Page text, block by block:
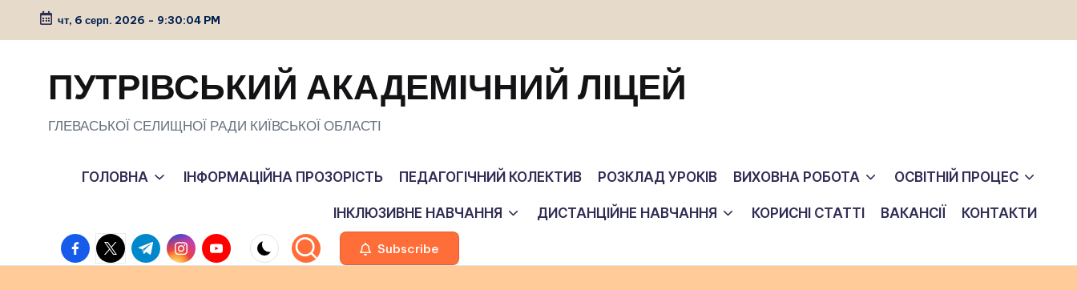
Перейти
чт, 6 серп. 2026 - 9:30:05 PM
ПУТРІВСЬКИЙ АКАДЕМІЧНИЙ ЛІЦЕЙ
ГЛЕВАСЬКОЇ СЕЛИЩНОЇ РАДИ КИЇВСЬКОЇ ОБЛАСТІ
ГОЛОВНА ІНФОРМАЦІЙНА ПРОЗОРІСТЬ ПЕДАГОГІЧНИЙ КОЛЕКТИВ РОЗКЛАД УРОКІВ ВИХОВНА РОБОТА ОСВІТНІЙ ПРОЦЕС
ІНКЛЮЗИВНЕ НАВЧАННЯ ДИСТАНЦІЙНЕ НАВЧАННЯ КОРИСНІ СТАТТІ ВАКАНСІЇ
КОНТАКТИ
facebook.com
twitter.com
t.me instagram.com
youtube.com Subscribe